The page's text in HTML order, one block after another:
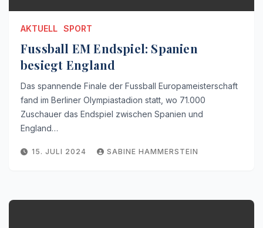
AKTUELL SPORT
Fussball EM Endspiel: Spanien
besiegt England
Das spannende Finale der Fussball Europameisterschaft
fand im Berliner Olympiastadion statt, wo 71.000
Zuschauer das Endspiel zwischen Spanien und
England…
15. JULI 2024 SABINE HAMMERSTEIN